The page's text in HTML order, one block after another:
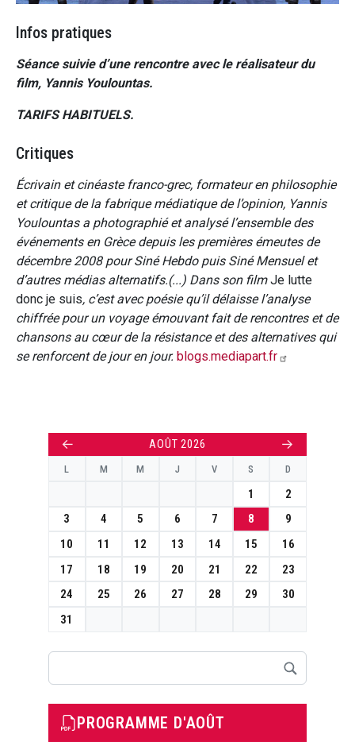
Infos pratiques
Séance suivie d’une rencontre avec le réalisateur du
film, Yannis Youlountas.
TARIFS HABITUELS.
Critiques
Écrivain et cinéaste franco-grec, formateur en philosophie
et critique de la fabrique médiatique de l’opinion, Yannis
Youlountas a photographié et analysé l’ensemble des
événements en Grèce depuis les premières émeutes de
décembre 2008 pour Siné Hebdo puis Siné Mensuel et
d’autres médias alternatifs.(...) Dans son filmJe lutte
donc je suis, c’est avec poésie qu’il délaisse l’analyse
chiffrée pour un voyage émouvant fait de rencontres et de
chansons au cœur de la résistance et des alternatives qui
se renforcent de jour en jour. blogs.mediapart.fr
← AOÛT 2026 →
L M M J V S D
1
2
3
4 5 6 7 8
9
10
11 12 13 14 15
16
17
18 19 20 21 22
23
24
25 26 27 28 29
30
31
PROGRAMME D'AOÛT